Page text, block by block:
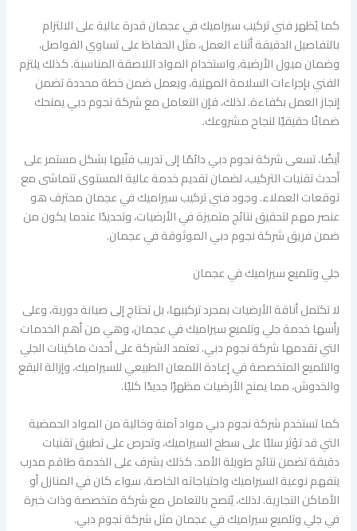
كما يُظهر فني تركيب سيراميك في عجمان قدرة عالية على الالتزام
بالتفاصيل الدقيقة أثناء العمل، مثل الحفاظ على تساوي الفواصل،
وضمان ميول الأرضية، واستخدام المواد اللاصقة المناسبة. كذلك يلتزم
الفني بإجراءات السلامة المهنية، ويعمل ضمن خطة محددة تضمن
إنجاز العمل بكفاءة. لذلك، فإن التعامل مع شركة نجوم دبي يمنحك
ضمانًا حقيقيًا لنجاح مشروعك.
أيضًا، تسعى شركة نجوم دبي دائمًا إلى تدريب فنّيها بشكل مستمر على
أحدث تقنيات التركيب، لضمان تقديم خدمة عالية المستوى تتماشى مع
توقعات العملاء. وجود فني تركيب سيراميك في عجمان محترف هو
عنصر مهم لتحقيق نتائج متميزة في الأرضيات، وتحديدًا عندما يكون من
ضمن فريق شركة نجوم دبي الموثوقة في عجمان.
جلي وتلميع سيراميك في عجمان
لا تكتمل أناقة الأرضيات بمجرد تركيبها، بل تحتاج إلى صيانة دورية، وعلى
رأسها خدمة جلي وتلميع سيراميك في عجمان، وهي من أهم الخدمات
التي تقدمها شركة نجوم دبي. تعتمد الشركة على أحدث ماكينات الجلي
والتلميع المتخصصة في إعادة اللمعان الطبيعي للسيراميك، وإزالة البقع
والخدوش، مما يمنح الأرضيات مظهرًا جديدًا كليًا.
كما تستخدم شركة نجوم دبي مواد آمنة وخالية من المواد الحمضية
التي قد تؤثر سلبًا على سطح السيراميك، وتحرص على تطبيق تقنيات
دقيقة تضمن نتائج طويلة الأمد. كذلك يشرف على الخدمة طاقم مدرب
يتفهم نوعية السيراميك واحتياجاته الخاصة، سواء كان في المنازل أو
الأماكن التجارية. لذلك، يُنصح بالتعامل مع شركة متخصصة وذات خبرة
في جلي وتلميع سيراميك في عجمان مثل شركة نجوم دبي.